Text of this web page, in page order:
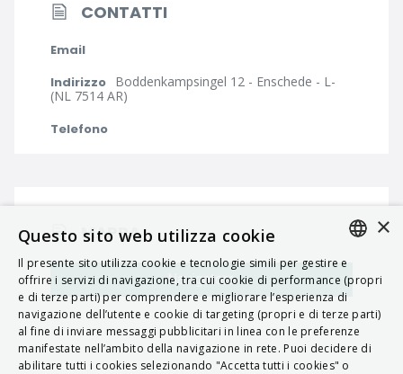
CONTATTI
Email
Indirizzo Boddenkampsingel 12 - Enschede - L-
(NL 7514 AR)
Telefono
MAPPA
Navigatore ITALIAN
ENGLISH
FRENCH
HUNGARIAN
×
Questo sito web utilizza cookie
Il presente sito utilizza cookie e tecnologie simili per gestire e
offrire i servizi di navigazione, tra cui cookie di performance (propri
e di terze parti) per comprendere e migliorare l’esperienza di
navigazione dell’utente e cookie di targeting (propri e di terze parti)
al fine di inviare messaggi pubblicitari in linea con le preferenze
manifestate nell’ambito della navigazione in rete. Puoi decidere di
abilitare tutti i cookies selezionando "Accetta tutti i cookies" o